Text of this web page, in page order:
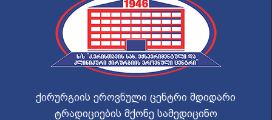
ქირურგიის ეროვნული ცენტრი მდიდარი
ტრადიციების მქონე სამედიცინო